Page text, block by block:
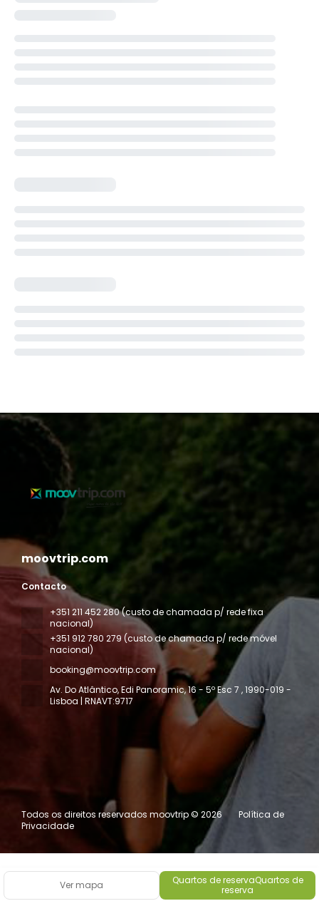
Ver mapa
Quartos de reservaQuartos de
reserva
moovtrip.com
Contacto
+351 211 452 280 (custo de chamada p/ rede fixa
nacional)
+351 912 780 279 (custo de chamada p/ rede móvel
nacional)
booking@moovtrip.com
Av. Do Atlântico, Edi Panoramic, 16 - 5º Esc 7 , 1990-019 -
Lisboa | RNAVT:9717
Todos os direitos reservados moovtrip © 2026
Política de
Privacidade